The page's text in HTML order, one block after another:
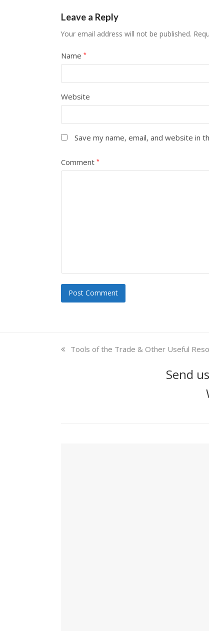
Leave a Reply
Your email address will not be published.
Name *
Website
Save my name, email, and website in
Comment *
previous
Tools of the Trade & Other Useful
Send